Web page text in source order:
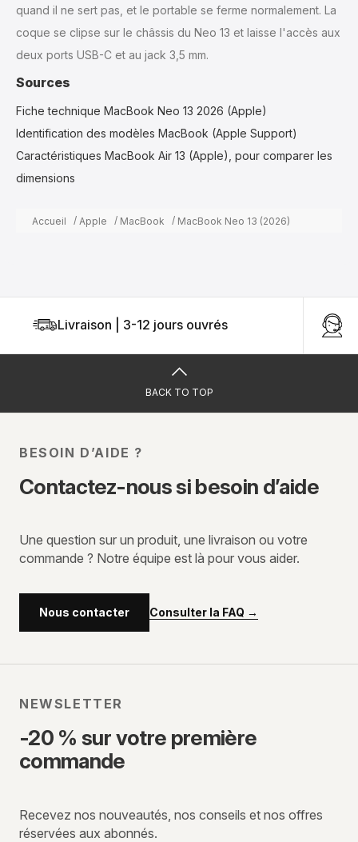
quand il ne sert pas, et le portable se ferme normalement. La
coque se clipse sur le châssis du Neo 13 et laisse l'accès aux
deux ports USB-C et au jack 3,5 mm.
Sources
Fiche technique MacBook Neo 13 2026 (Apple)
Identification des modèles MacBook (Apple Support)
Caractéristiques MacBook Air 13 (Apple), pour comparer les
dimensions
Accueil Apple MacBook MacBook Neo 13 (2026)
Livraison | 3-12 jours ouvrés
BACK TO TOP
BESOIN D’AIDE ?
Contactez-nous si besoin d’aide
Une question sur un produit, une livraison ou votre
commande ? Notre équipe est là pour vous aider.
Nous contacter Consulter la FAQ →
NEWSLETTER
-20 % sur votre première
commande
Recevez nos nouveautés, nos conseils et nos offres
réservées aux abonnés.